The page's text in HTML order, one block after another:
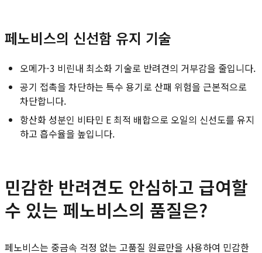
페노비스의 신선함 유지 기술
오메가-3 비린내 최소화 기술로 반려견의 거부감을 줄입니다.
공기 접촉을 차단하는 특수 용기로 산패 위험을 근본적으로
차단합니다.
항산화 성분인 비타민 E 최적 배합으로 오일의 신선도를 유지
하고 흡수율을 높입니다.
민감한 반려견도 안심하고 급여할
수 있는 페노비스의 품질은?
페노비스는 중금속 걱정 없는 고품질 원료만을 사용하여 민감한